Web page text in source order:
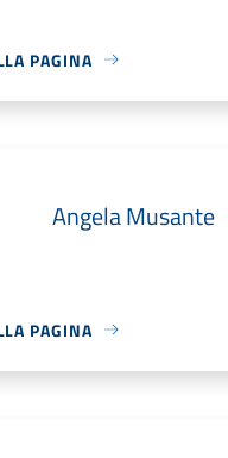
PAGINA
Angela Musante
PAGINA